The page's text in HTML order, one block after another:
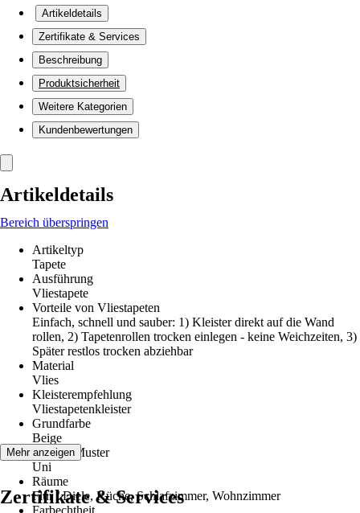
Artikeldetails
Zertifikate & Services
Beschreibung
Produktsicherheit
Weitere Kategorien
Kundenbewertungen
Artikeldetails
Bereich überspringen
Artikeltyp
Tapete
Ausführung
Vliestapete
Vorteile von Vliestapeten
Einfach, schnell und sauber: 1) Kleister direkt auf die Wand
rollen, 2) Tapetenrollen trocken einlegen - keine Weichzeiten, 3)
Später restlos trocken abziehbar
Material
Vlies
Kleisterempfehlung
Vliestapetenkleister
Grundfarbe
Beige
Dekor / Muster
Uni
Räume
Flur / Diele, Küche, Schlafzimmer, Wohnzimmer
Farbechtheit
Mehr anzeigen
Zertifikate & Services